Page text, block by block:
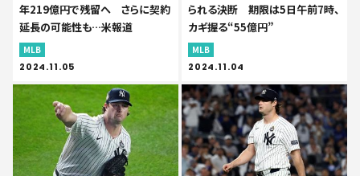
年219億円で残留へ さらに契約
延長の可能性も…米報道
MLB
2024.11.05
られる決断 期限は5日午前7時、
カギ握る“55億円”
MLB
2024.11.04